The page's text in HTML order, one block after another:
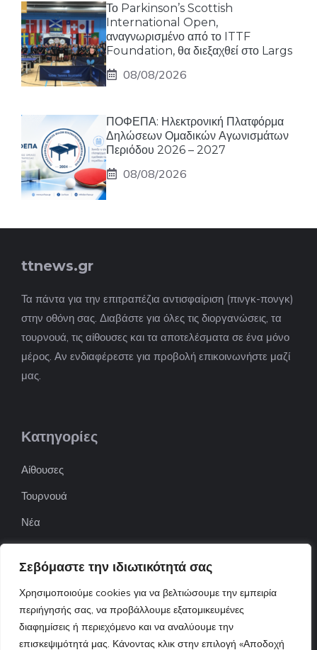
Σεβόμαστε την ιδιωτικότητά σας
Χρησιμοποιούμε cookies για να βελτιώσουμε την εμπειρία
περιήγησής σας, να προβάλλουμε εξατομικευμένες
διαφημίσεις ή περιεχόμενο και να αναλύουμε την
επισκεψιμότητά μας. Κάνοντας κλικ στην επιλογή «Αποδοχή
Το Parkinson’s Scottish
International Open,
αναγνωρισμένο από το ITTF
Foundation, θα διεξαχθεί στο Largs
08/08/2026
ΠΟΦΕΠΑ: Ηλεκτρονική Πλατφόρμα
Δηλώσεων Ομαδικών Αγωνισμάτων
Περιόδου 2026 – 2027
08/08/2026
ttnews.gr
Τα πάντα για την επιτραπέζια αντισφαίριση (πινγκ-πονγκ)
στην οθόνη σας. Διαβάστε για όλες τις διοργανώσεις, τα
τουρνουά, τις αίθουσες και τα αποτελέσματα σε ένα μόνο
μέρος. Αν ενδιαφέρεστε για προβολή επικοινωνήστε μαζί
μας.
Κατηγορίες
Αίθουσες
Τουρνουά
Νέα
Επιχειρήσεις
ΠΟΦΕΠΑ
ΕΦΟΕΠΑ
Επικοινωνία